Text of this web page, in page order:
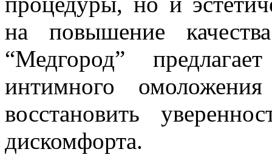
на повышение
“Медгород”
интимного
восстановить
дискомфорта.